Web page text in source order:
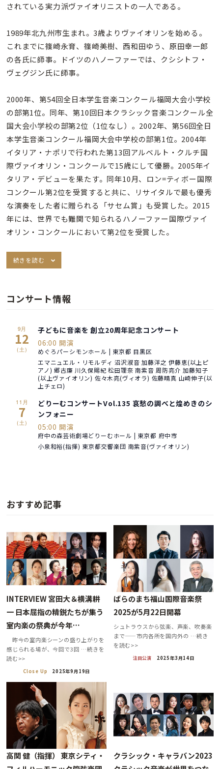
されている実力派ヴァイオリニストの一人である。
1989年北九州市生まれ。3歳よりヴァイオリンを始める。
これまでに篠崎永育、篠崎美樹、西和田ゆう、原田幸一郎
の各氏に師事。ドイツのハノーファーでは、クシシトフ・
ヴェグジン氏に師事。
2000年、第54回全日本学生音楽コンクール福岡大会小学校
の部第1位。同年、第10回日本クラシック音楽コンクール全
国大会小学校の部第2位（1位なし）。2002年、第56回全日
本学生音楽コンクール福岡大会中学校の部第1位。2004年
イタリア・ナポリで行われた第13回アルベルト・クルチ国
際ヴァイオリン・コンクールで15歳にして優勝。2005年イ
タリア・デビューを果たす。同年10月、ロン=ティボー国際
コンクール第2位を受賞すると共に、リサイタルで最も優秀
な演奏をした者に贈られる「サセム賞」も受賞した。2015
年には、世界でも難関で知られるハノーファー国際ヴァイ
オリン・コンクールにおいて第2位を受賞した。
続きを読む
コンサート情報
9月
12
(土)
子どもに音楽を 創立20周年記念コンサート
06:00 開演
めぐろパーシモンホール | 東京都 目黒区
エマニュエル・リモルディ 沼沢淑音 加藤洋之 伊藤恵(以上ピ
アノ) 郷古廉 川久保賜紀 松田理奈 南紫音 周防亮介 加藤知子
(以上ヴァイオリン) 佐々木亮(ヴィオラ) 佐藤晴真 山崎伸子(以
上チェロ)
11月
7
(土)
どりーむコンサートVol.135 哀愁の調べと煌めきのシ
ンフォニー
05:00 開演
府中の森芸術劇場どりーむホール | 東京都 府中市
小泉和裕(指揮) 東京都交響楽団 南紫音(ヴァイオリン)
おすすめ記事
INTERVIEW 宮田大＆横溝耕
一 日本屈指の精鋭たちが集う
室内楽の祭典が今年…
昨今の室内楽シーンの盛り上がりを
感じられる場が、今回で3回 …続きを
読む>>
Close Up 2025年9月19日
ばらのまち福山国際音楽祭
2025が5月22日開幕
シュトラウスから弦楽、声楽、吹奏楽
まで——市内各所を国内外の …続き
を読む>>
注目公演 2025年3月14日
高関 健（指揮） 東京シティ・
クラシック・キャラバン2023